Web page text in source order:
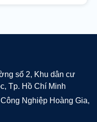
số 2, Khu dân cư
Tp. Hồ Chí Minh
Nghiệp Hoàng Gia,